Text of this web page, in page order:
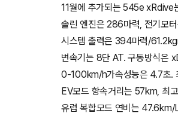
11월에 추가되는 545e xRdive
솔린 엔진은 286마력, 전기모
시스템 출력은 394마력/
변속기는 8단 AT. 구동방식은
0-100km/h가속성능은 4.7초.
EV모드 항속거리는 57km, 최
유럽 복합모드 연비는 47.6km/